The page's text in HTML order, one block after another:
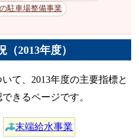
駐車場整備事業
2013年度）
て、2013年度の主要指標と
きるページです。
末端給水事業